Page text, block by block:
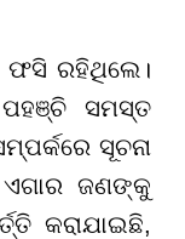
ଫସି ରହିଥିଲେ।
ପହଞ୍ଚି ସମସ୍ତ
ସୂଚନା
ଜଣଙ୍କୁ
କରାଯାଇଛି,